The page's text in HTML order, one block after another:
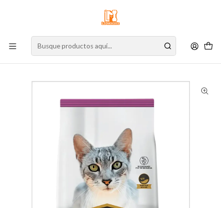
Nuestro stock online es independiente de la tienda física.
Compre por la web para garantizar sus productos y espere nuestra
Inicio Gato Alimento para Gatos Cuidado Especial
Urinario
ProPlan Cat Urinary